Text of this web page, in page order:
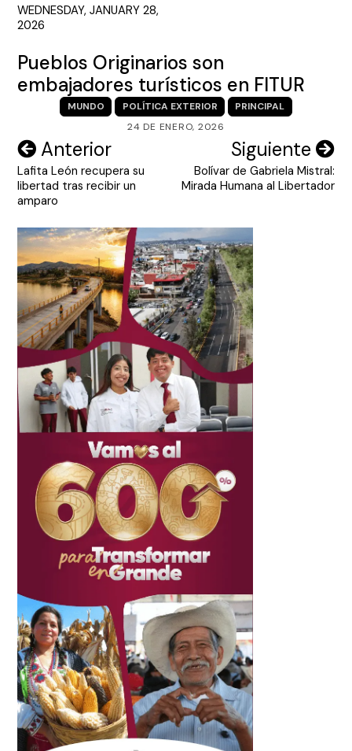
WEDNESDAY, JANUARY 28,
2026
Pueblos Originarios son
embajadores turísticos en FITUR
MUNDO POLÍTICA EXTERIOR
PRINCIPAL
24 DE ENERO, 2026
Navegación
de
entradas
Anterior
Lafita León recupera su
libertad tras recibir un
amparo
Siguiente
Bolívar de Gabriela Mistral:
Mirada Humana al Libertador